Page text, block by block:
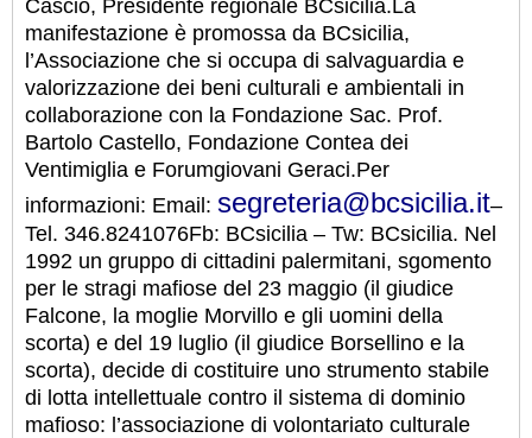
Cascio, Presidente regionale BCsicilia.La
manifestazione è promossa da BCsicilia,
l’Associazione che si occupa di salvaguardia e
valorizzazione dei beni culturali e ambientali in
collaborazione con la Fondazione Sac. Prof.
Bartolo Castello, Fondazione Contea dei
Ventimiglia e Forumgiovani Geraci.Per
informazioni: Email: segreteria@bcsicilia.it–
Tel. 346.8241076Fb: BCsicilia – Tw: BCsicilia. Nel
1992 un gruppo di cittadini palermitani, sgomento
per le stragi mafiose del 23 maggio (il giudice
Falcone, la moglie Morvillo e gli uomini della
scorta) e del 19 luglio (il giudice Borsellino e la
scorta), decide di costituire uno strumento stabile
di lotta intellettuale contro il sistema di dominio
mafioso: l’associazione di volontariato culturale